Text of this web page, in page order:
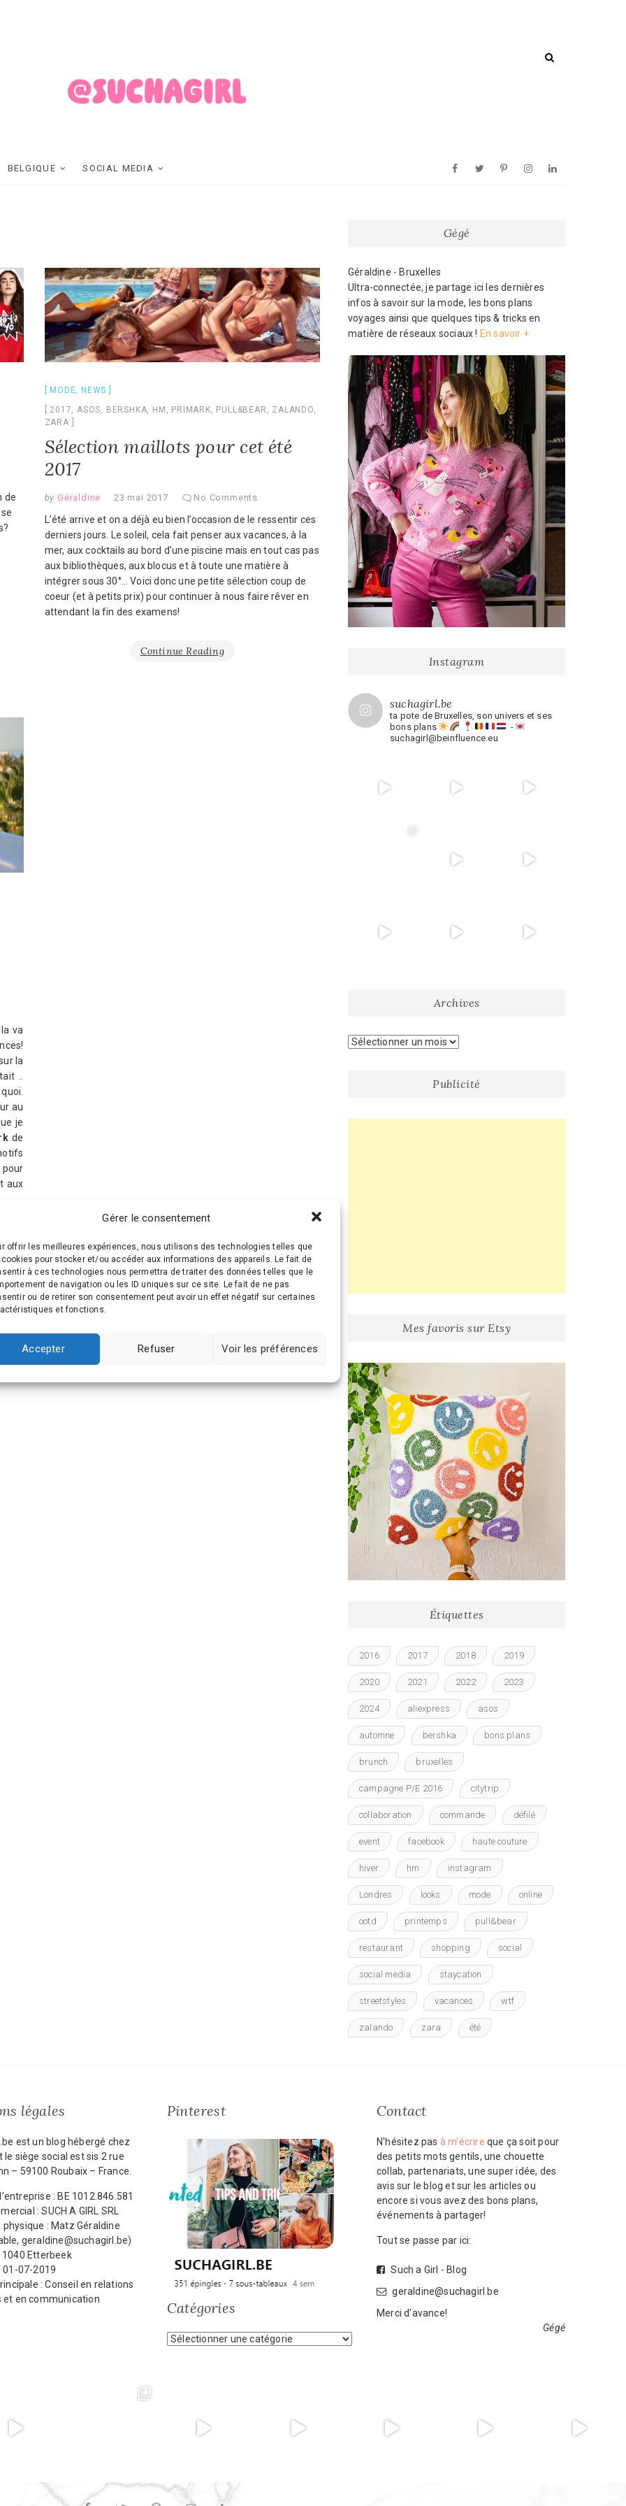
Gérer le consentement
offrir les meilleures expériences, nous utilisons des technologies telles que
cookies pour stocker et/ou accéder aux informations des appareils. Le fait de
à ces technologies nous permettra de traiter des données telles que le
de navigation ou les ID uniques sur ce site. Le fait de ne pas
ou de retirer son consentement peut avoir un effet négatif sur certaines
et fonctions.
Accepter Refuser Voir les préférences
SUCHAGIRL FacebookTwitterPinterestInstagramLinkedin
BELGIQUE SOCIAL MEDIA
de
MODE, NEWS
2017, ASOS, BERSHKA, HM , PRIMARK, PULL&BEAR , ZALANDO,
ZARA
Sélection maillots pour cet été
2017
by Géraldine 23 mai 2017 No Comments
L’été arrive et on a déjà eu bien l’occasion de le ressentir ces
derniers jours. Le soleil, cela fait penser aux vacances, à la
mer, aux cocktails au bord d’une piscine mais en tout cas pas
aux bibliothèques, aux blocus et à toute une matière à
intégrer sous 30°… Voici donc une petite sélection coup de
coeur (et à petits prix) pour continuer à nous faire rêver en
attendant la fin des examens!
Continue Reading
va
la
..
au
je
de
aux
Gégé
Géraldine - Bruxelles
Ultra-connectée, je partage ici les dernières
infos à savoir sur la mode, les bons plans
voyages ainsi que quelques tips & tricks en
matière de réseaux sociaux ! En savoir +
Instagram
suchagirl.be
ta pote de Bruxelles, son univers et ses
bons plans
-
suchagirl@beinfluence.eu
Archives
Archives
Publicité
Mes favoris sur Etsy
Étiquettes
2016 2017 2018 2019
2020 2021 2022 2023
2024 aliexpress asos
automne bershka bons plans
brunch bruxelles
campagne P/E 2016 citytrip
collaboration commande défilé
event facebook haute couture
hiver hm instagram
Londres looks mode online
ootd printemps pull&bear
restaurant shopping social
social media staycation
streetstyles vacances wtf
zalando zara été
légales
est un blog hébergé chez
le siège social est sis 2 rue
– 59100 Roubaix – France.
: BE 1012.846.581
: SUCH A GIRL SRL
physique : Matz Géraldine
geraldine@suchagirl.be)
1040 Etterbeek
01-07-2019
: Conseil en relations
et en communication
Pinterest
Catégories
Catégories
Contact
N'hésitez pas à m'écrire que ça soit pour
des petits mots gentils, une chouette
collab, partenariats, une super idée, des
avis sur le blog et sur les articles ou
encore si vous avez des bons plans,
événements à partager!
Tout se passe par ici:
Such a Girl - Blog
geraldine@suchagirl.be
Merci d'avance!
Gégé